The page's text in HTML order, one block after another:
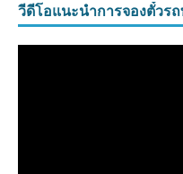
วีดีโอแนะนำการจองตั๋วร